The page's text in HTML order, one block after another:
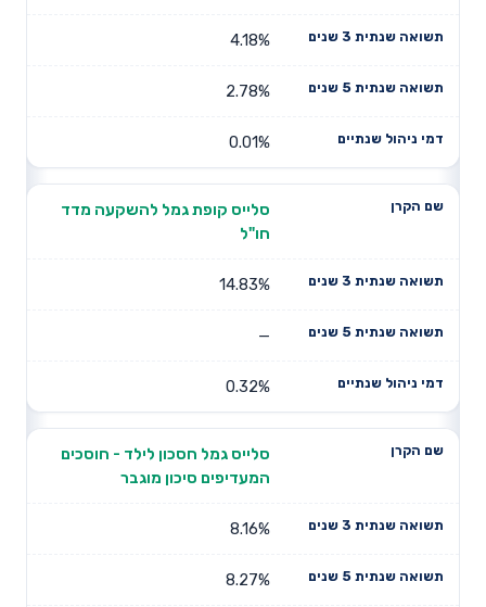
4.18%
2.78%
0.01%
סלייס קופת גמל להשקעה מדד
חו"ל
14.83%
—
0.32%
סלייס גמל חסכון לילד - חוסכים
המעדיפים סיכון מוגבר
8.16%
8.27%